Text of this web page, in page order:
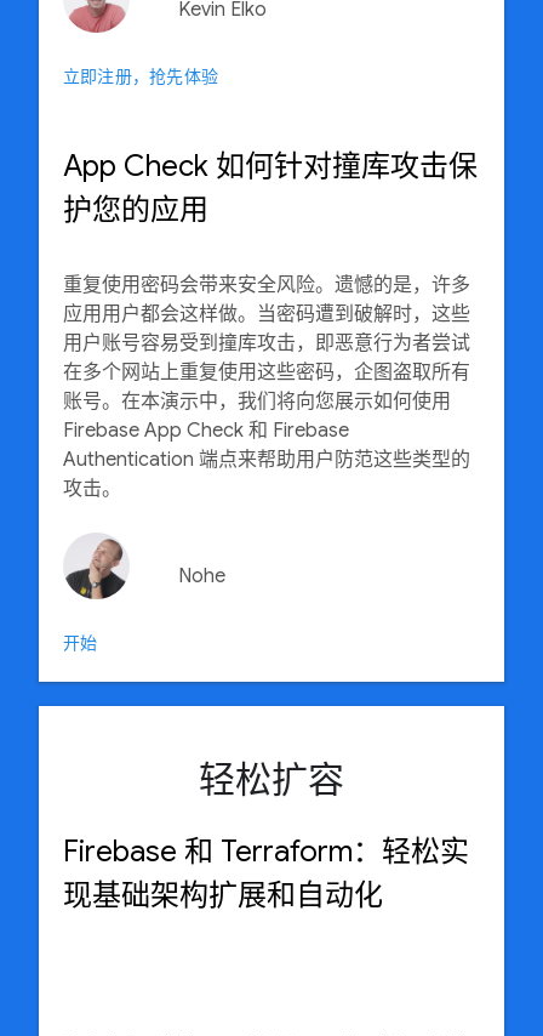
Kevin Elko
立即注册，抢先体验
App Check 如何针对撞库攻击保
护您的应用
重复使用密码会带来安全风险。遗憾的是，许多
应用用户都会这样做。当密码遭到破解时，这些
用户账号容易受到撞库攻击，即恶意行为者尝试
在多个网站上重复使用这些密码，企图盗取所有
账号。在本演示中，我们将向您展示如何使用
Firebase App Check 和 Firebase
Authentication 端点来帮助用户防范这些类型的
攻击。
Nohe
开始
轻松扩容
Firebase 和 Terraform：轻松实
现基础架构扩展和自动化